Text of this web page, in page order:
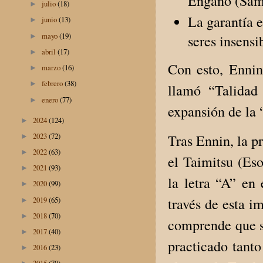
La garantía
seres
Con esto,
llamó
expansión de la
Tras Ennin, la
el Taimitsu
la letra “A” en
través de esta
comprende que
practicado
► julio(18)
► junio(13)
►mayo(19)
►abril(17)
►marzo(16)
►febrero(38)
►enero(77)
► 2024(124)
► 2023(72)
► 2022(63)
► 2021 (93)
► 2020(99)
► 2019(65)
► 2018(70)
► 2017(40)
► 2016(23)